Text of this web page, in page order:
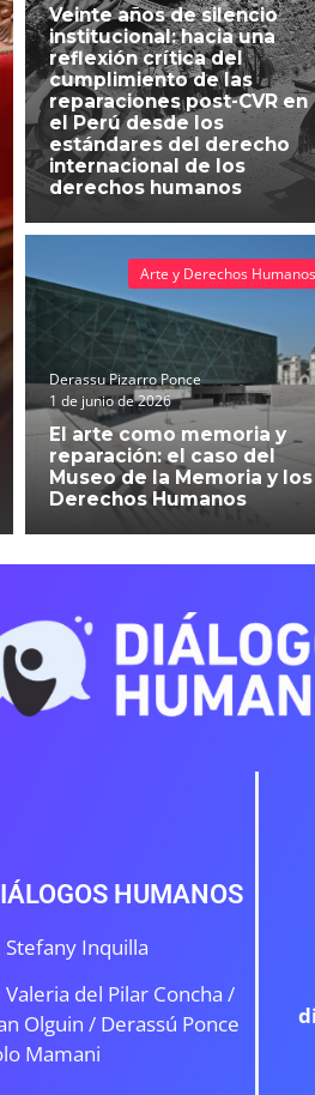
Veinte años de silencio
institucional: hacia una
reflexión crítica del
cumplimiento de las
reparaciones post-CVR en
el Perú desde los
estándares del derecho
internacional de los
derechos humanos
Derassu Pizarro Ponce
1 de junio de 2026
El arte como memoria y
reparación: el caso del
Museo de la Memoria y los
Derechos Humanos
Arte y Derechos Humanos
HUMANOS
Stefany Inquilla
Valeria del Pilar Concha /
Olguin / Derassú Ponce
Mamani